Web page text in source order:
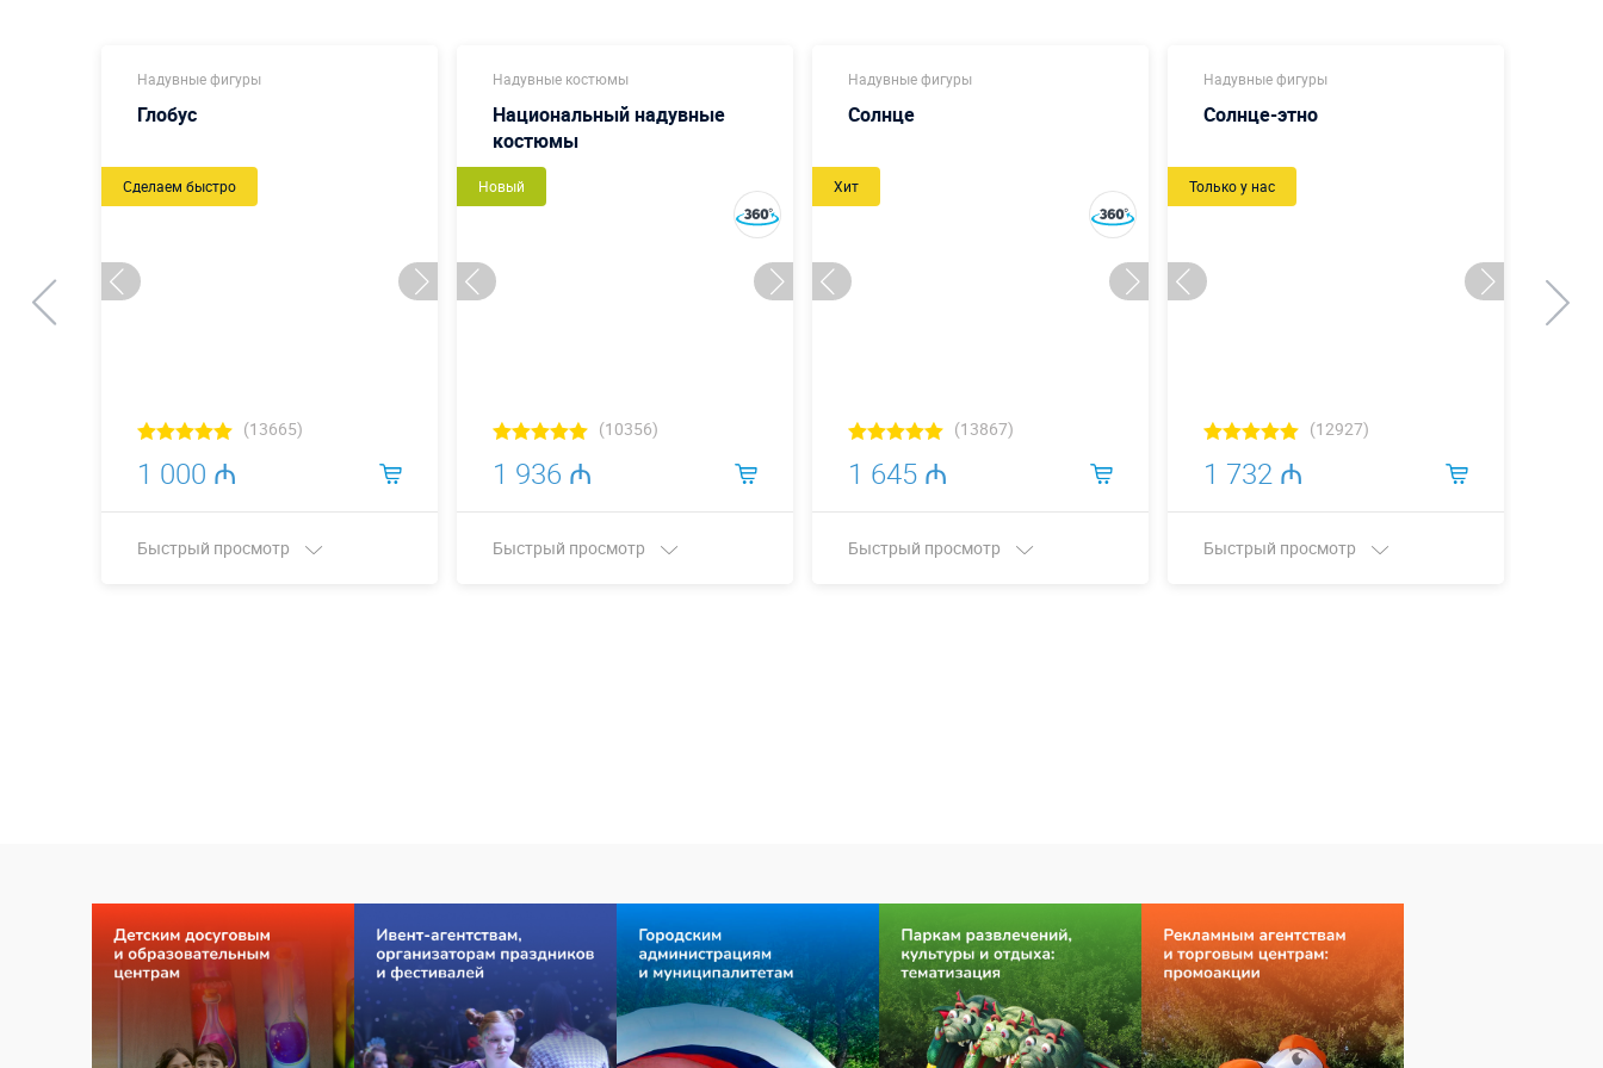
Надувные фигуры
Глобус
Сделаем быстро
(13665)
1 000 ₼
Быстрый просмотр
Надувные костюмы
Национальный надувные
костюмы
Новый
(10356)
1 936 ₼
Быстрый просмотр
Надувные фигуры
Солнце
Хит
(13867)
1 645 ₼
Быстрый просмотр
Надувные фигуры
Солнце-этно
Только у нас
(12927)
1 732 ₼
Быстрый просмотр